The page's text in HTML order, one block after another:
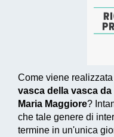
Come viene realizzata
vasca della vasca
Maria Maggiore?
che tale genere di
termine in un'unica